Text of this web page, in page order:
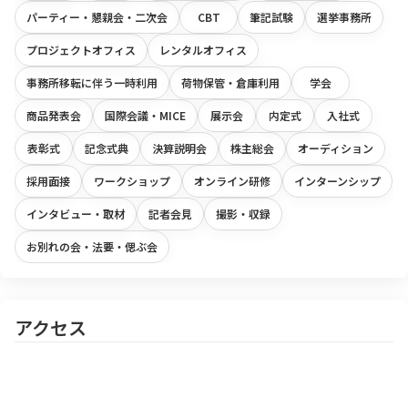
パーティー・懇親会・二次会 CBT 筆記試験 選挙事務所
プロジェクトオフィス レンタルオフィス
事務所移転に伴う一時利用 荷物保管・倉庫利用 学会
商品発表会 国際会議・MICE 展示会 内定式 入社式
表彰式 記念式典 決算説明会 株主総会 オーディション
採用面接 ワークショップ オンライン研修 インターンシップ
インタビュー・取材 記者会見 撮影・収録
お別れの会・法要・偲ぶ会
アクセス